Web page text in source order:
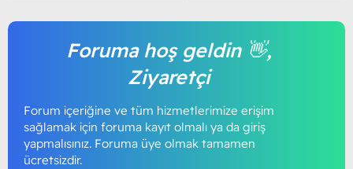
Foruma hoş geldin 👋,
Ziyaretçi
Forum içeriğine ve tüm hizmetlerimize erişim
sağlamak için foruma kayıt olmalı ya da giriş
yapmalısınız. Foruma üye olmak tamamen
ücretsizdir.